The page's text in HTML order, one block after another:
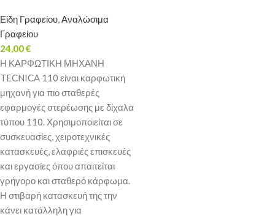
Είδη Γραφείου,Αναλώσιμα
Γραφείου
24,00€
Η ΚΑΡΦΩΤΙΚΗ ΜΗΧΑΝΗ
TECNICA 110 είναι καρφωτική
μηχανή για πιο σταθερές
εφαρμογές στερέωσης με δίχαλα
τύπου 110. Χρησιμοποιείται σε
συσκευασίες, χειροτεχνικές
κατασκευές, ελαφριές επισκευές
και εργασίες όπου απαιτείται
γρήγορο και σταθερό κάρφωμα.
Η στιβαρή κατασκευή της την
κάνει κατάλληλη για